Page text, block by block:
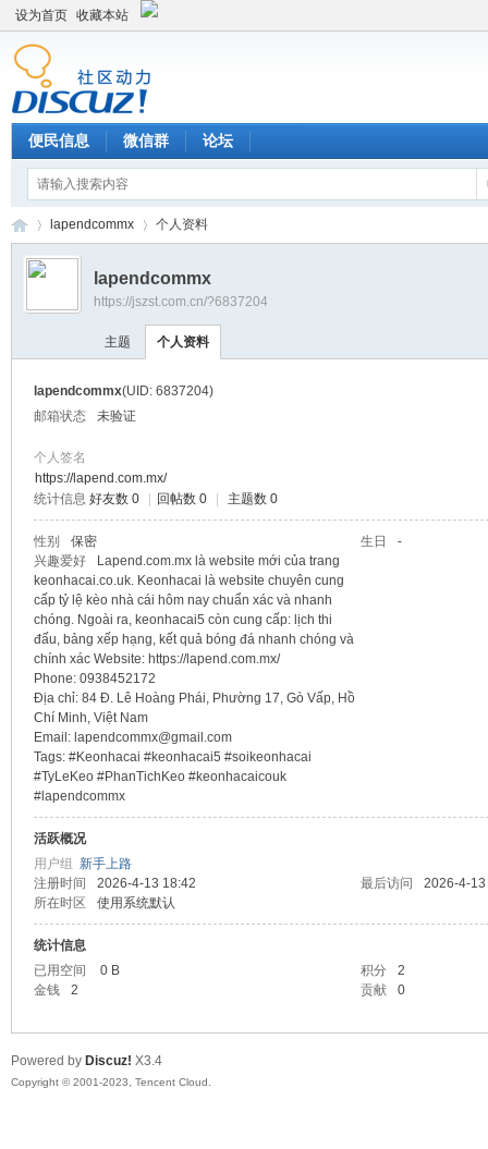
设为首页 收藏本站
便民信息 微信群 论坛
›
lapendcommx 个人资料
lapendcommx
https://jszst.com.cn/?6837204
主题 个人资料
lapendcommx(UID: 6837204)
邮箱状态
未验证
个人签名
https://lapend.com.mx/
统计信息 好友数 0 回帖数 0 主题数 0
性别 保密 生日
-
兴趣爱好
Lapend.com.mx là website mới của trang
keonhacai.co.uk. Keonhacai là website chuyên cung
cấp tỷ lệ kèo nhà cái hôm nay chuẩn xác và nhanh
chóng. Ngoài ra, keonhacai5 còn cung cấp: lịch thi
đấu, bảng xếp hạng, kết quả bóng đá nhanh chóng và
chính xác Website: https://lapend.com.mx/
Phone: 0938452172
Địa chỉ: 84 Đ. Lê Hoàng Phái, Phường 17, Gò Vấp, Hồ
Chí Minh, Việt Nam
Email: lapendcommx@gmail.com
Tags: #Keonhacai #keonhacai5 #soikeonhacai
#TyLeKeo #PhanTichKeo #keonhacaicouk
#lapendcommx
活跃概况
用户组 新手上路
注册时间
2026-4-13 18:42 最后访问
2026-4-
所在时区
使用系统默认
统计信息
已用空间
0 B 积分
2
金钱
2 贡献 0
Powered by Discuz! X3.4
Copyright © 2001-2023, Tencent Cloud.